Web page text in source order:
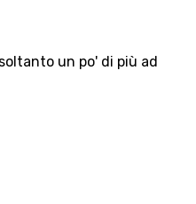
un po' di più ad